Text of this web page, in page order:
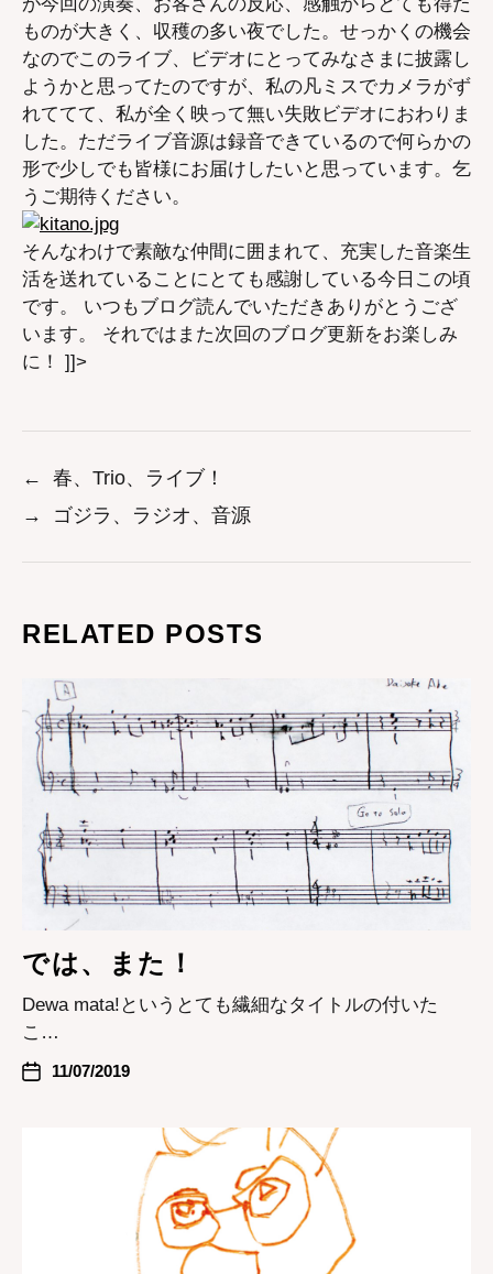
ものが大きく、収穫の多い夜でした。せっかくの機会
なのでこのライブ、ビデオにとってみなさまに披露し
ようかと思ってたのですが、私の凡ミスでカメラがず
れててて、私が全く映って無い失敗ビデオにおわりま
した。ただライブ音源は録音できているので何らかの
形で少しでも皆様にお届けしたいと思っています。乞
うご期待ください。
そんなわけで素敵な仲間に囲まれて、充実した音楽生
活を送れていることにとても感謝している今日この頃
です。 いつもブログ読んでいただきありがとうござ
います。 それではまた次回のブログ更新をお楽しみ
に！ ]]>
←
春、Trio、ライブ！
→
ゴジラ、ラジオ、音源
RELATED POSTS
では、また！
Dewa mata!というとても繊細なタイトルの付いた
こ…
11/07/2019